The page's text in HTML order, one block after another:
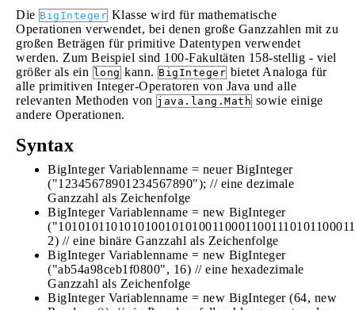
Die BigInteger Klasse wird für mathematische
Operationen verwendet, bei denen große Ganzzahlen mit zu
großen Beträgen für primitive Datentypen verwendet
werden. Zum Beispiel sind 100-Fakultäten 158-stellig - viel
größer als ein long kann. BigInteger bietet Analoga für
alle primitiven Integer-Operatoren von Java und alle
relevanten Methoden von java.lang.Math sowie einige
andere Operationen.
Syntax
BigInteger Variablenname = neuer BigInteger
("12345678901234567890"); // eine dezimale
Ganzzahl als Zeichenfolge
BigInteger Variablenname = new BigInteger
2) // eine binäre Ganzzahl als Zeichenfolge
BigInteger Variablenname = new BigInteger
("ab54a98ceb1f0800", 16) // eine hexadezimale
Ganzzahl als Zeichenfolge
BigInteger Variablenname = new BigInteger (64, new